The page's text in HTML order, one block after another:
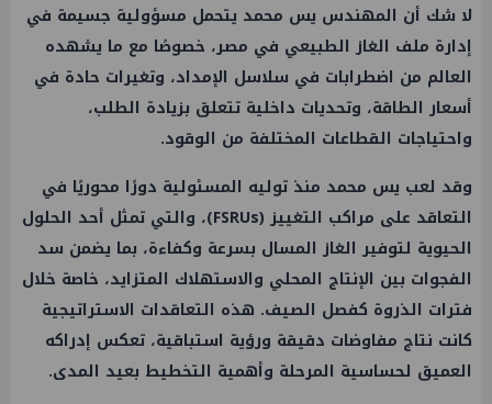
لا شك أن المهندس يس محمد يتحمل مسؤولية جسيمة في
إدارة ملف الغاز الطبيعي في مصر، خصوصًا مع ما يشهده
العالم من اضطرابات في سلاسل الإمداد، وتغيرات حادة في
أسعار الطاقة، وتحديات داخلية تتعلق بزيادة الطلب،
واحتياجات القطاعات المختلفة من الوقود.
وقد لعب يس محمد منذ توليه المسئولية دورًا محوريًا في
التعاقد على مراكب التغييز (FSRUs)، والتي تمثل أحد الحلول
الحيوية لتوفير الغاز المسال بسرعة وكفاءة، بما يضمن سد
الفجوات بين الإنتاج المحلي والاستهلاك المتزايد، خاصة خلال
فترات الذروة كفصل الصيف. هذه التعاقدات الاستراتيجية
كانت نتاج مفاوضات دقيقة ورؤية استباقية، تعكس إدراكه
العميق لحساسية المرحلة وأهمية التخطيط بعيد المدى.